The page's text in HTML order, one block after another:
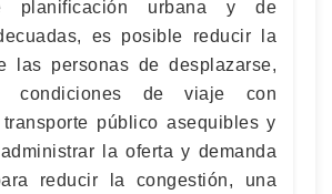
planificación urbana y de
es posible reducir la
las personas de desplazarse,
condiciones de viaje con
público asequibles y
la oferta y demanda
reducir la congestión, una